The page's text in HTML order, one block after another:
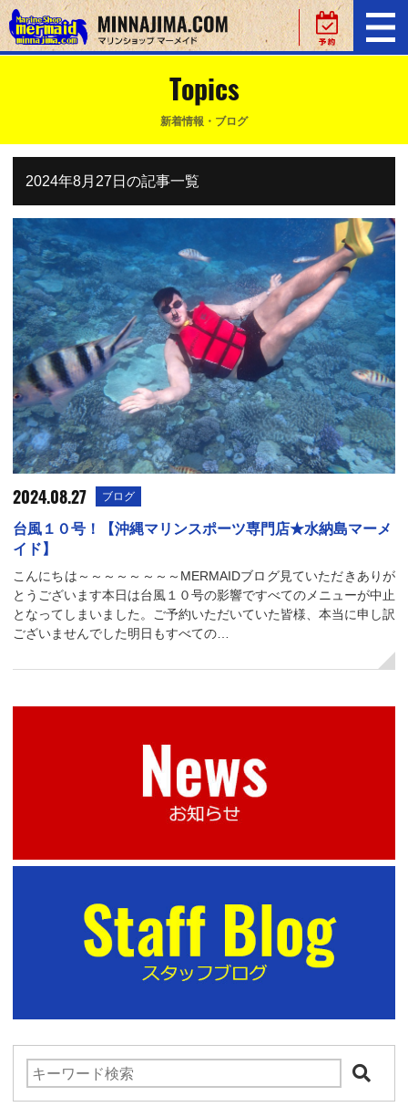
Topics
新着情報・ブログ
2024年8月27日の記事一覧
2024.08.27 ブログ
台風１０号！【沖縄マリンスポーツ専門店★水納島マーメ
イド】
こんにちは～～～～～～～～MERMAIDブログ見ていただきありが
とうございます本日は台風１０号の影響ですべてのメニューが中止
となってしまいました。ご予約いただいていた皆様、本当に申し訳
ございませんでした明日もすべての…